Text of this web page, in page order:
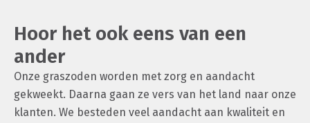
Hoor het ook eens van een
ander
Onze graszoden worden met zorg en aandacht
gekweekt. Daarna gaan ze vers van het land naar onze
klanten. We besteden veel aandacht aan kwaliteit en